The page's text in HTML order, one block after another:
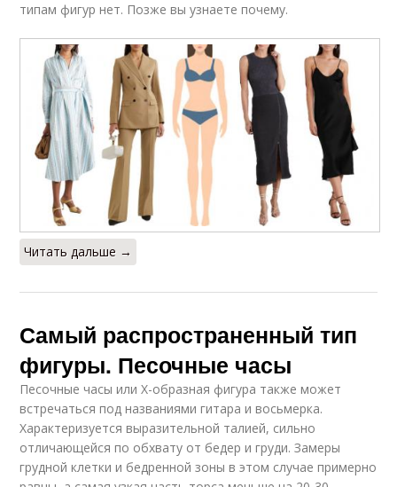
типам фигур нет. Позже вы узнаете почему.
Читать дальше →
Самый распространенный тип
фигуры. Песочные часы
Песочные часы или X-образная фигура также может
встречаться под названиями гитара и восьмерка.
Характеризуется выразительной талией, сильно
отличающейся по обхвату от бедер и груди. Замеры
грудной клетки и бедренной зоны в этом случае примерно